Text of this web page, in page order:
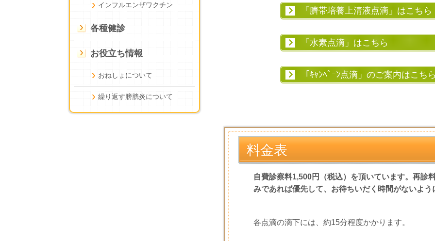
「臍帯培養上清液点滴」はこちら
「水素点滴」はこちら
「ｷｬﾝﾍﾟｰﾝ点滴」のご案内はこち
料金表
自費診察料1,500円（税込）を頂いています。 再診
みであれば優先して、お待ちいだく時間がないよう
各点滴の滴下には、約15分程度かかります。
インフルエンザワクチン
各種健診
お役立ち情報
おねしょについて
繰り返す膀胱炎について